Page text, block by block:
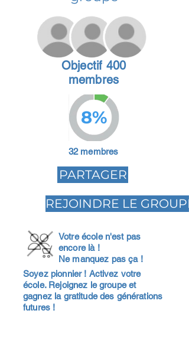
Objectif 400
membres
8%
32 membres
PARTAGER
REJOINDRE LE GROUPE
Votre école n'est pas
encore là !
Ne manquez pas ça !
Soyez pionnier ! Activez votre
école. Rejoignez le groupe et
gagnez la gratitude des générations
futures !